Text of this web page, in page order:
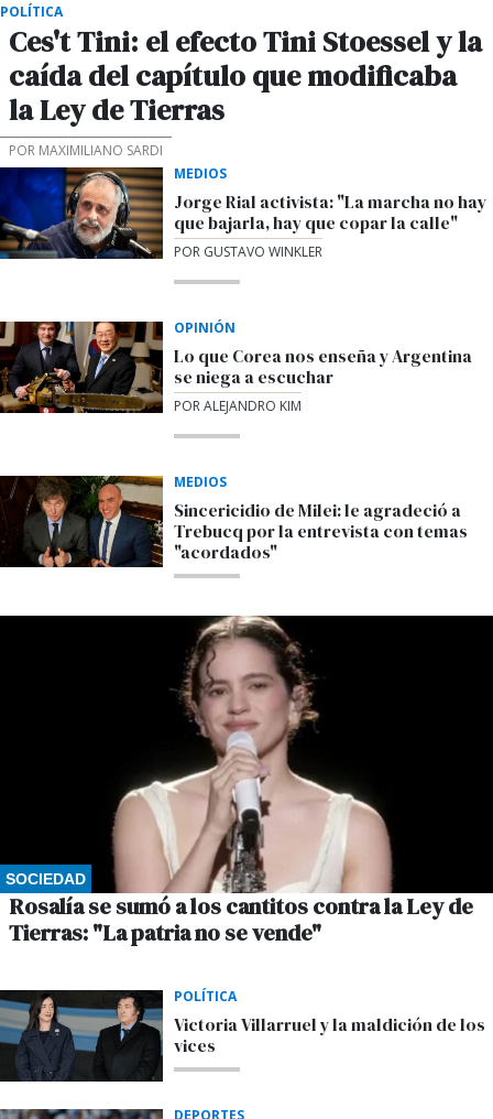
POLÍTICA
Ces't Tini: el efecto Tini Stoessel y la
caída del capítulo que modificaba
la Ley de Tierras
POR MAXIMILIANO SARDI
MEDIOS
Jorge Rial activista: "La marcha no hay
que bajarla, hay que copar la calle"
POR GUSTAVO WINKLER
OPINIÓN
Lo que Corea nos enseña y Argentina
se niega a escuchar
POR ALEJANDRO KIM
MEDIOS
Sincericidio de Milei: le agradeció a
Trebucq por la entrevista con temas
"acordados"
SOCIEDAD
Rosalía se sumó a los cantitos contra la Ley de
Tierras: "La patria no se vende"
POLÍTICA
Victoria Villarruel y la maldición de los
vices